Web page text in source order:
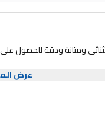
ومتانة ودقة للحصول
عرض